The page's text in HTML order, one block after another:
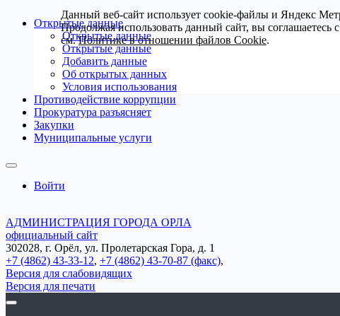
Открытые данные
Открытые данные
Открытые данные
Добавить данные
Об открытых данных
Условия использования
Противодействие коррупции
Прокуратура разъясняет
Закупки
Муниципальные услуги
Войти
АДМИНИСТРАЦИЯ ГОРОДА ОРЛА
официальный сайт
302028, г. Орёл, ул. Пролетарская Гора, д. 1
+7 (4862) 43-33-12, +7 (4862) 43-70-87 (факс),
Версия для слабовидящих
Версия для печати
Данный веб-сайт использует cookie-файлы и Яндекс
Продолжая использовать данный сайт, вы
см.Политике в отношении файлов Cookie.